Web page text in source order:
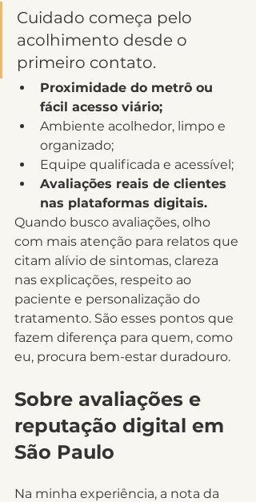
Cuidado começa pelo
acolhimento desde o
primeiro contato.
Proximidade do metrô ou
fácil acesso viário;
Ambiente acolhedor, limpo e
organizado;
Equipe qualificada e acessível;
Avaliações reais de clientes
nas plataformas digitais.
Quando busco avaliações, olho
com mais atenção para relatos que
citam alívio de sintomas, clareza
nas explicações, respeito ao
paciente e personalização do
tratamento. São esses pontos que
fazem diferença para quem, como
eu, procura bem-estar duradouro.
Sobre avaliações e
reputação digital em
São Paulo
Na minha experiência, a nota da